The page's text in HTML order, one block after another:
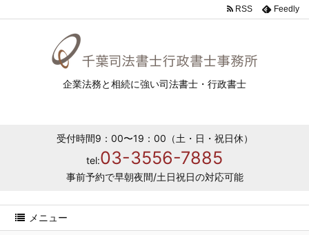
企業法務と相続に強い司法書士・行政書士
受付時間9：00〜19：00（土・日・祝日休）
tel:03-3556-7885
事前予約で早朝夜間/土日祝日の対応可能
メニュー
RSS Feedly